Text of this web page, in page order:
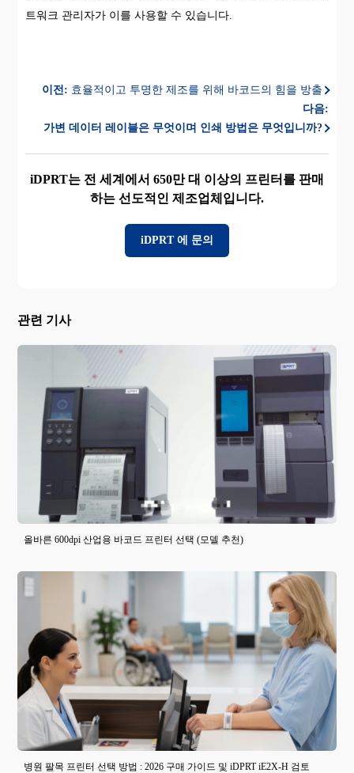
트워크 관리자가 이를 사용할 수 있습니다.
이전: 효율적이고 투명한 제조를 위해 바코드의 힘을 방출
다음:
가변 데이터 레이블은 무엇이며 인쇄 방법은 무엇입니까?
iDPRT는 전 세계에서 650만 대 이상의 프린터를 판매
하는 선도적인 제조업체입니다.
iDPRT 에 문의
관련 기사
올바른 600dpi 산업용 바코드 프린터 선택 (모델 추천)
병원 팔목 프린터 선택 방법 : 2026 구매 가이드 및 iDPRT iE2X-H 검토